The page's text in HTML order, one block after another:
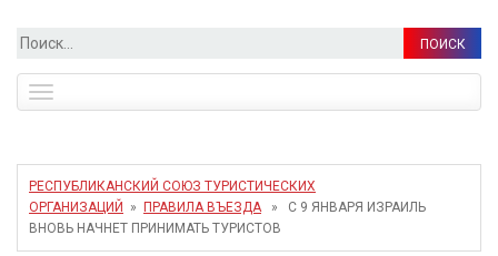
Найти:
navigation
РЕСПУБЛИКАНСКИЙ СОЮЗ ТУРИСТИЧЕСКИХ
ОРГАНИЗАЦИЙ
» ПРАВИЛА ВЪЕЗДА» С 9 ЯНВАРЯ ИЗРАИЛЬ
ВНОВЬ НАЧНЕТ ПРИНИМАТЬ ТУРИСТОВ